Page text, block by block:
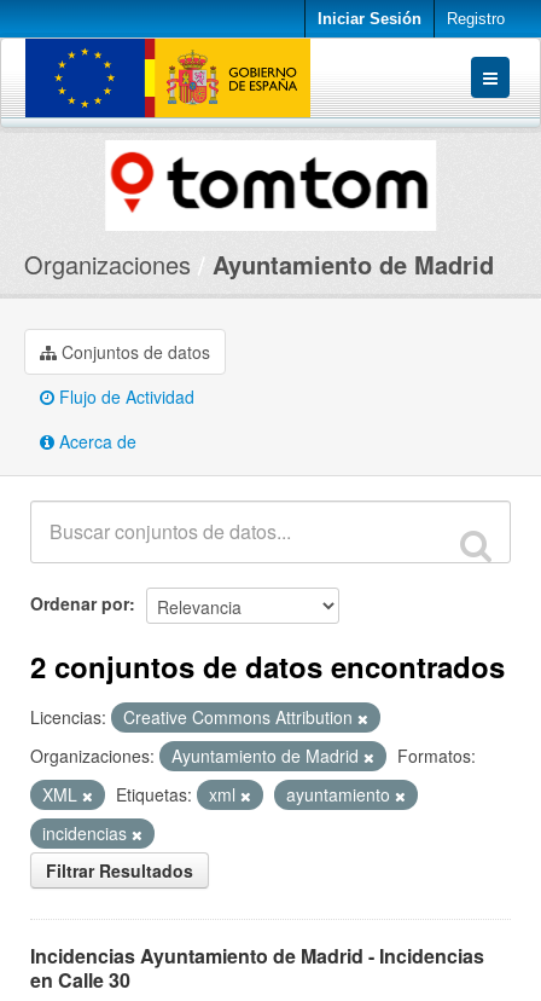
Iniciar Sesión Registro
Conjuntos de datos
Organizaciones
Organizaciones Ayuntamiento de Madrid
Conjuntos de datos
Flujo de Actividad
Acerca de
Ordenar por
2 conjuntos de datos encontrados
Licencias:
Creative Commons Attribution
Organizaciones:
Ayuntamiento de Madrid
Formatos:
XML
Etiquetas: xml
ayuntamiento
incidencias
Filtrar Resultados
Incidencias Ayuntamiento de Madrid - Incidencias
en Calle 30